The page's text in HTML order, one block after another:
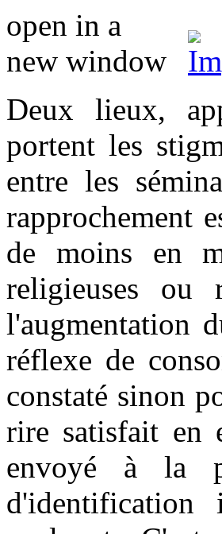
Deux lieux,
portent les
entre les
rapprochement
de moins en
religieuses
l'augmentation
réflexe de
constaté sinon
rire satisfait en
envoyé à la
d'identification